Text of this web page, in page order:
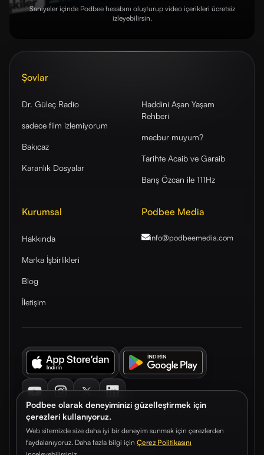
Podbee olarak deneyiminizi güzelleştirmek için
çerezleri kullanıyoruz.
Web sitemizde size daha iyi bir deneyim sunmak için çerezlerden
faydalanıyoruz. Daha fazla bilgi için Çerez Politikasını
Saniyeler içinde Podbee hesabını oluşturup video içerikleri ücretsiz
izleyebilirsin.
Şovlar
Dr. Güleç Radio
sadece film izlemiyorum
Bakıcaz
Karanlık Dosyalar
Haddini Aşan Yaşam
Rehberi
mecbur muyum?
Tarihte Acaib ve Garaib
Barış Özcan ile 111Hz
Kurumsal
Hakkında
Marka İşbirlikleri
Blog
İletişim
Podbee Media
info@podbeemedia.com
© 2026. Podbee Media. Tüm hakları saklıdır.